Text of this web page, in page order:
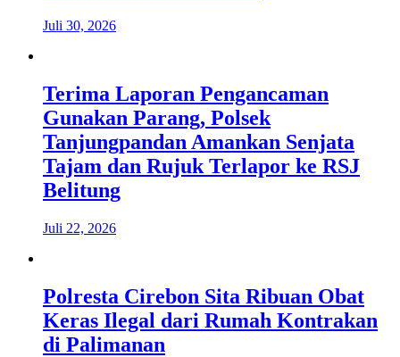
Juli 30, 2026
Terima Laporan Pengancaman
Gunakan Parang, Polsek
Tanjungpandan Amankan Senjata
Tajam dan Rujuk Terlapor ke RSJ
Belitung
Juli 22, 2026
Polresta Cirebon Sita Ribuan Obat
Keras Ilegal dari Rumah Kontrakan
di Palimanan